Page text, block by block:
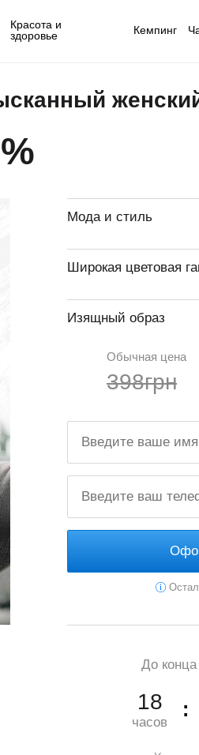
Красота и
здоровье Кемпинг
Мода и стиль
Широкая цветовая
Изящный образ
Обычная цена
398грн
До
18
часов